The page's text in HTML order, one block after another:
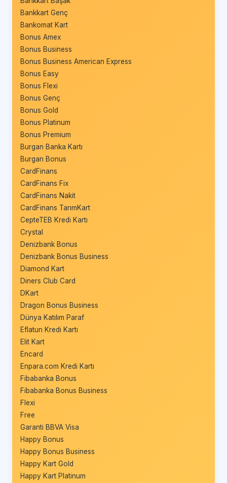
Bankkart Genç
Bankomat Kart
Bonus Amex
Bonus Business
Bonus Business American Express
Bonus Easy
Bonus Flexi
Bonus Genç
Bonus Gold
Bonus Platinum
Bonus Premium
Burgan Banka Kartı
Burgan Bonus
CardFinans
CardFinans Fix
CardFinans Nakit
CardFinans TarımKart
CepteTEB Kredi Kartı
Crystal
Denizbank Bonus
Denizbank Bonus Business
Diamond Kart
Diners Club Card
DKart
Dragon Bonus Business
Dünya Katılım Paraf
Eflatun Kredi Kartı
Elit Kart
Encard
Enpara.com Kredi Kartı
Fibabanka Bonus
Fibabanka Bonus Business
Flexi
Free
Garanti BBVA Visa
Happy Bonus
Happy Bonus Business
Happy Kart Gold
Happy Kart Platinum